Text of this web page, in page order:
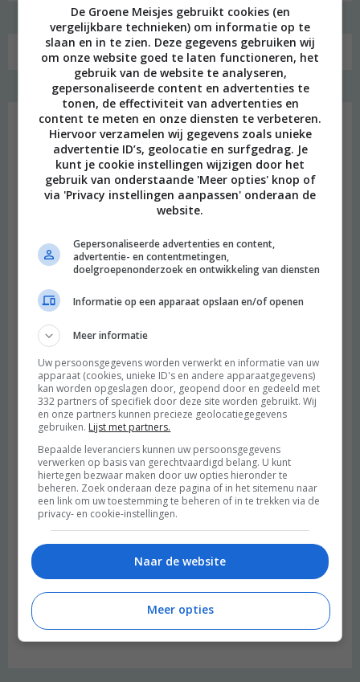
Favoriet
Budget recept: Linzensoep met kokosmelk
De Groene Meisjes gebruikt cookies (en
vergelijkbare technieken) om informatie op te
slaan en in te zien. Deze gegevens gebruiken wij
om onze website goed te laten functioneren, het
gebruik van de website te analyseren,
gepersonaliseerde content en advertenties te
tonen, de effectiviteit van advertenties en
content te meten en onze diensten te verbeteren.
Hiervoor verzamelen wij gegevens zoals unieke
advertentie ID’s, geolocatie en surfgedrag. Je
kunt je cookie instellingen wijzigen door het
gebruik van onderstaande 'Meer opties' knop of
via 'Privacy instellingen aanpassen' onderaan de
website.
Gepersonaliseerde advertenties en content,
advertentie- en contentmetingen,
doelgroepenonderzoek en ontwikkeling van diensten
Informatie op een apparaat opslaan en/of openen
Meer informatie
Uw persoonsgegevens worden verwerkt en informatie van uw
apparaat (cookies, unieke ID's en andere apparaatgegevens)
kan worden opgeslagen door, geopend door en gedeeld met
332 partners of specifiek door deze site worden gebruikt. Wij
en onze partners kunnen precieze geolocatiegegevens
gebruiken. Lijst met partners.
Bepaalde leveranciers kunnen uw persoonsgegevens
verwerken op basis van gerechtvaardigd belang. U kunt
hiertegen bezwaar maken door uw opties hieronder te
beheren. Zoek onderaan deze pagina of in het sitemenu naar
een link om uw toestemming te beheren of in te trekken via de
privacy- en cookie-instellingen.
Naar de website
Meer opties